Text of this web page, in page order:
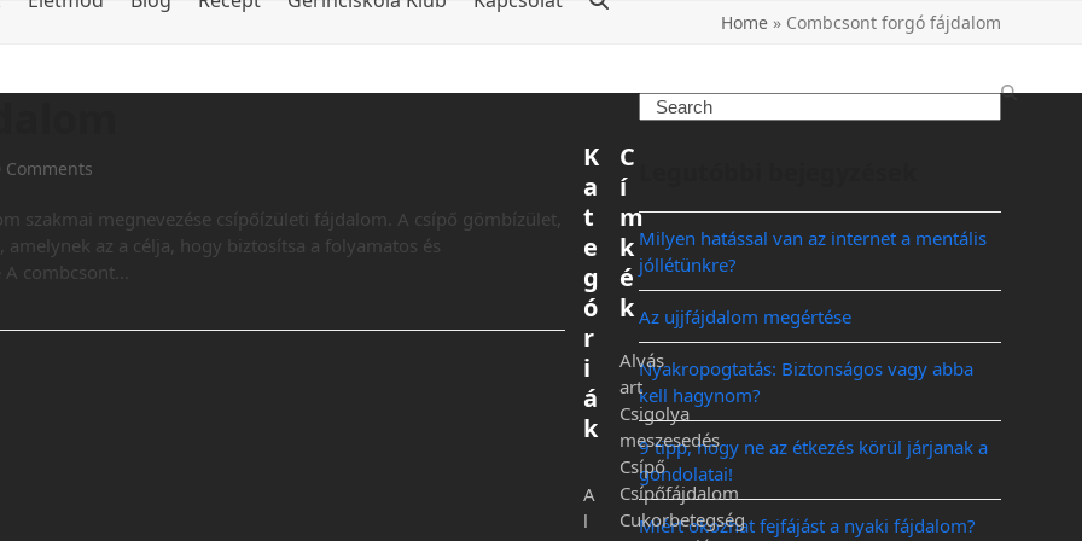
Home» Combcsont forgó fájdalom
Comments
szakmai megnevezése csípőízületi fájdalom. A csípő gömbízület,
az a célja, hogy biztosítsa a folyamatos és
combcsont…
Milyen hatással van az internet a mentális
jóllétünkre?
Az ujjfájdalom megértése
Nyakropogtatás: Biztonságos vagy abba
kell hagynom?
9 tipp, hogy ne az étkezés körül járjanak a
gondolatai!
Miért okozhat fejfájást a nyaki fájdalom?
K
a
t
e
g
ó
r
i
á
k
A
l
C
í
m
k
é
k
Alvás
art
Csigolya
meszesedés
Csípő
Csípőfájdalom
Cukorbetegség